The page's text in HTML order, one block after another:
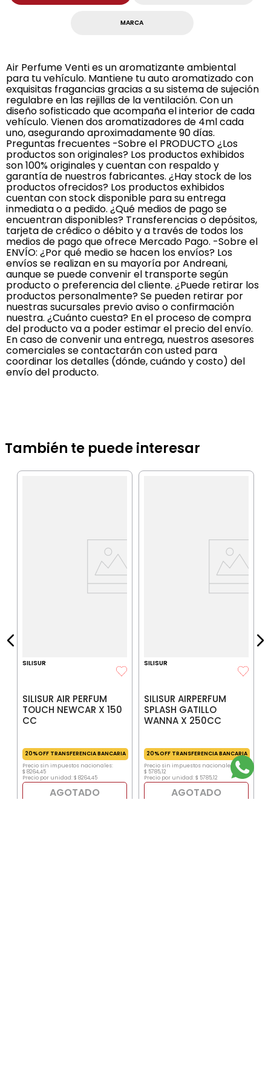
MARCA
Air Perfume Venti es un aromatizante ambiental
para tu vehículo. Mantiene tu auto aromatizado con
exquisitas fragancias gracias a su sistema de sujeción
regulabre en las rejillas de la ventilación. Con un
diseño sofisticado que acompaña el interior de cada
vehículo. Vienen dos aromatizadores de 4ml cada
uno, asegurando aproximadamente 90 días.
Preguntas frecuentes -Sobre el PRODUCTO ¿Los
productos son originales? Los productos exhibidos
son 100% originales y cuentan con respaldo y
garantía de nuestros fabricantes. ¿Hay stock de los
productos ofrecidos? Los productos exhibidos
cuentan con stock disponible para su entrega
inmediata o a pedido. ¿Qué medios de pago se
encuentran disponibles? Transferencias o depósitos,
tarjeta de crédico o débito y a través de todos los
medios de pago que ofrece Mercado Pago. -Sobre el
ENVÍO: ¿Por qué medio se hacen los envíos? Los
envíos se realizan en su mayoría por Andreani,
aunque se puede convenir el transporte según
producto o preferencia del cliente. ¿Puede retirar los
productos personalmente? Se pueden retirar por
nuestras sucursales previo aviso o confirmación
nuestra. ¿Cuánto cuesta? En el proceso de compra
del producto va a poder estimar el precio del envío.
En caso de convenir una entrega, nuestros asesores
comerciales se contactarán con usted para
coordinar los detalles (dónde, cuándo y costo) del
envío del producto.
También te puede interesar
SILISUR
SILISUR AIR PERFUM
TOUCH NEWCAR X 150
CC
20%OFF TRANSFERENCIA BANCARIA
Precio sin impuestos nacionales:
$ 8264,45
Precio por unidad:$ 8264,45
AGOTADO
SILISUR
SILISUR AIRPERFUM
SPLASH GATILLO
WANNA X 250CC
20%OFF TRANSFERENCIA BANCARIA
Precio sin impuestos nacionales:
$ 5785,12
Precio por unidad:$ 5785,12
AGOTADO